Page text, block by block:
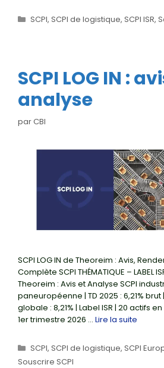
Catégories
SCPI, SCPI de logistique, SCPI ISR,
SCPI LOG IN :
analyse
parCBI
SCPI LOG IN de Theoreim : Avis,
Complète SCPI THÉMATIQUE – LABEL
Theoreim : Avis et Analyse SCPI
paneuropéenne | TD 2025 : 6,21%
globale : 8,21% | Label ISR | 20 actifs
1er trimestre 2026 … Lire la suite
Catégories
SCPI, SCPI de logistique, SCPI
Souscrire SCPI